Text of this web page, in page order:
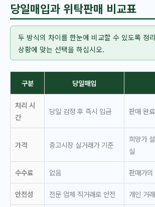
당일매입과 위탁판매 비교표
두 방식의 차이를 한눈에 비교할 수 있도록 정
상황에 맞는 선택을 하십시오.
구분 당일매입
처리 시
간
당일 감정 후 즉시 입금 판매 완
가격 중고시장 실거래가 기준
희망가
실
수수료 없음 판매가
안전성 전문 업체 직거래로 안전 개인 거